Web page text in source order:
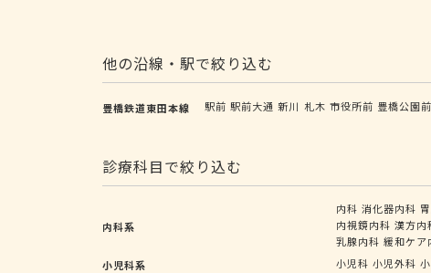
他の沿線・駅で絞り込む
豊橋鉄道東田本線 駅前 駅前大通 新川 札木 市役所前 豊橋公園前
診療科目で絞り込む
内科系
内科 消化器内科
内視鏡内科 漢方内
乳腺内科 緩和ケア
小児科系
小児科 小児外科